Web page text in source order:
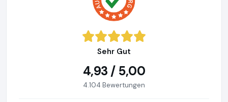
Sehr Gut
4,93 / 5,00
4.104 Bewertungen